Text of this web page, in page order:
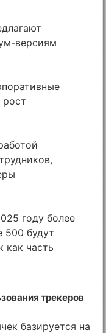
версиям
году более
500 будут
как часть
трекеров
базируется на